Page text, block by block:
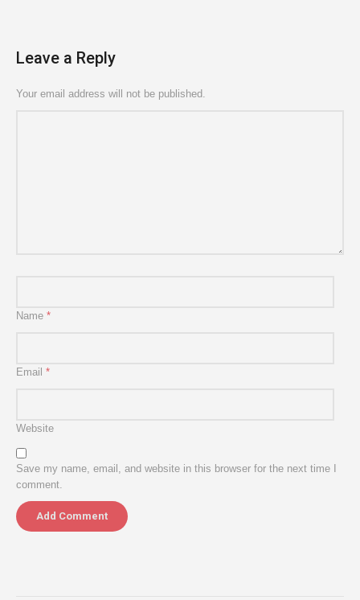
Leave a Reply
Your email address will not be published.
Name *
Email *
Website
Save my name, email, and website in this browser for the next time I
comment.